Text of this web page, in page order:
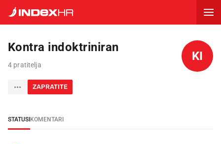
Kontra indoktriniran
4 pratitelja
ZAPRATITE
KI
STATUSI KOMENTARI